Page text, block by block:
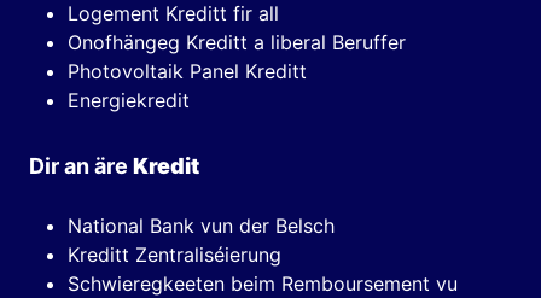
Logement Kreditt fir all
Onofhängeg Kreditt a liberal Beruffer
Photovoltaik Panel Kreditt
Energiekredit
Dir an äre Kredit
National Bank vun der Belsch
Kreditt Zentraliséierung
Schwieregkeeten beim Remboursement vu